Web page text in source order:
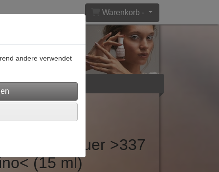
Warenkorb -
AGB
Gel-Lacquer >337
(15 ml)
andere verwendet